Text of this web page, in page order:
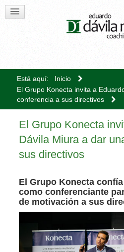
Está aquí:
Inicio
El Grupo Konecta invita a
conferencia a sus directivos
El Grupo Konecta
Dávila Miura a dar
sus directivos
El Grupo Konecta
como conferenciante
de motivación a sus